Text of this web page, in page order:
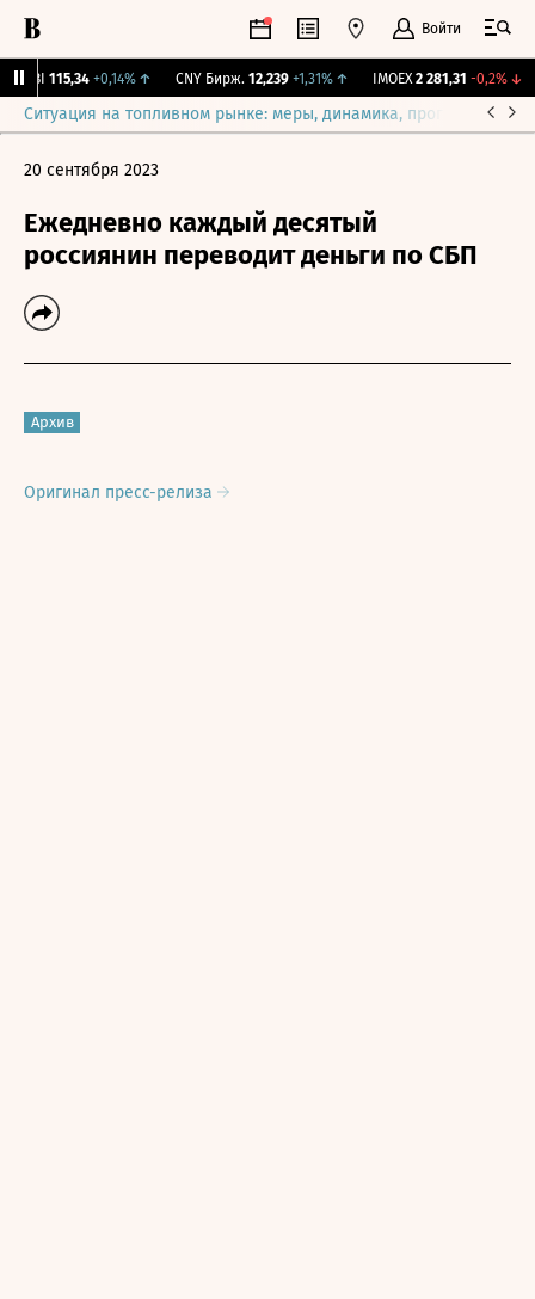
Войти
115,34 +0,14%↑ CNY Бирж. 12,239 +1,31% ↑ IMOEX 2 281,31 -0,2%↓
Ситуация на топливном рынке: меры, динамика, прогнозы
20 сентября 2023
Ежедневно каждый десятый
россиянин переводит деньги по СБП
Архив
Оригинал пресс-релиза